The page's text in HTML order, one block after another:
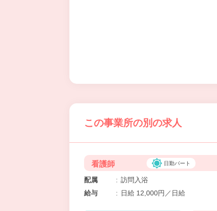
この事業所の別の求人
看護師 日勤パート
配属 : 訪問入浴
給与
: 日給 12,000円／日給